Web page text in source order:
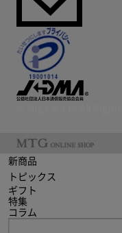
新商品
トピックス
ギフト
特集
コラム